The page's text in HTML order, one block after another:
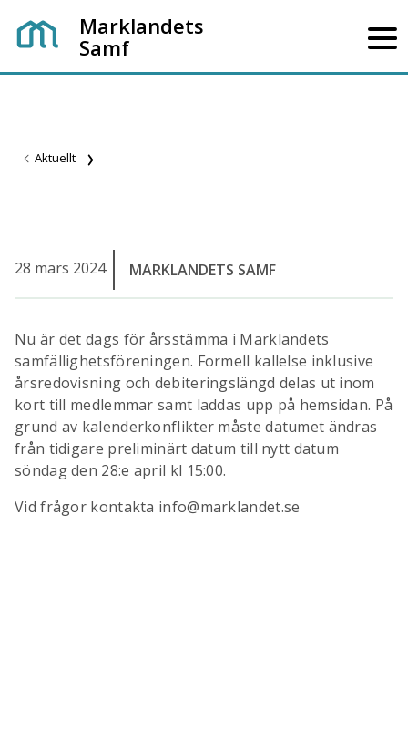
Marklandets
Samf
Aktuellt
28 mars 2024 MARKLANDETS SAMF
Nu är det dags för årsstämma i Marklandets
samfällighetsföreningen. Formell kallelse inklusive
årsredovisning och debiteringslängd delas ut inom
kort till medlemmar samt laddas upp på hemsidan. På
grund av kalenderkonflikter måste datumet ändras
från tidigare preliminärt datum till nytt datum
söndag den 28:e april kl 15:00.
Vid frågor kontakta info@marklandet.se